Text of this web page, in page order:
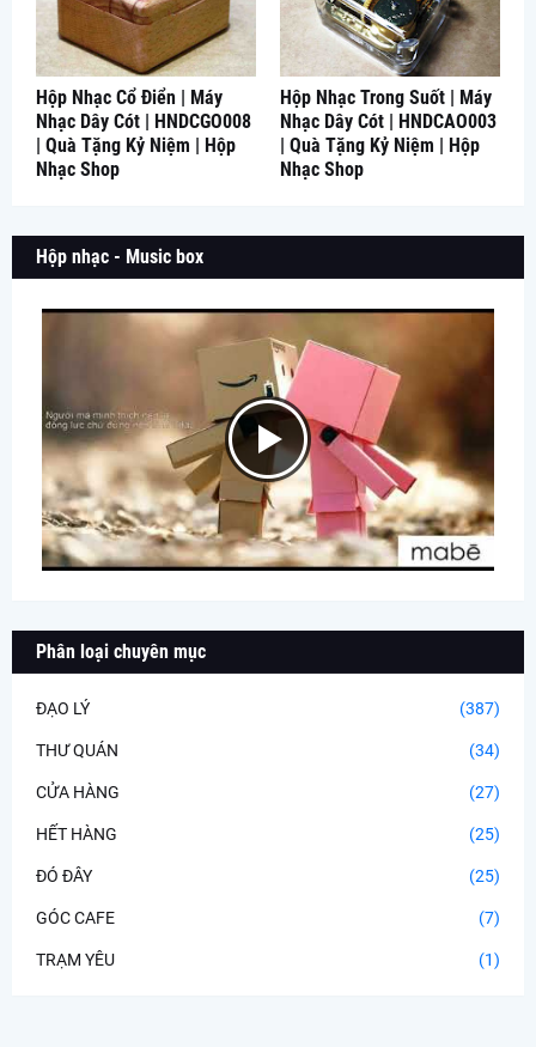
Hộp Nhạc Cổ Điển | Máy
Nhạc Dây Cót | HNDCGO008
| Quà Tặng Kỷ Niệm | Hộp
Nhạc Shop
Hộp Nhạc Trong Suốt | Máy
Nhạc Dây Cót | HNDCAO003
| Quà Tặng Kỷ Niệm | Hộp
Nhạc Shop
Hộp nhạc - Music box
Phân loại chuyên mục
ĐẠO LÝ (387)
THƯ QUÁN (34)
CỬA HÀNG (27)
HẾT HÀNG (25)
ĐÓ ĐÂY (25)
GÓC CAFE (7)
TRẠM YÊU (1)